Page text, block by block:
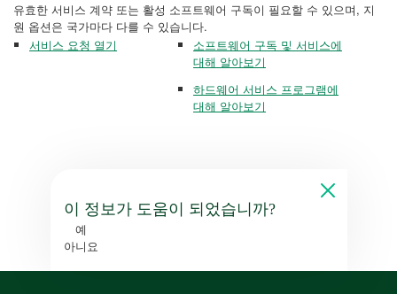
유효한 서비스 계약 또는 활성 소프트웨어 구독이 필요할 수 있으며, 지
원 옵션은 국가마다 다를 수 있습니다.
서비스 요청 열기
소프트웨어 구독 및 서비스에
대해 알아보기
하드웨어 서비스 프로그램에
대해 알아보기
이 정보가 도움이 되었습니까?
예
아니요